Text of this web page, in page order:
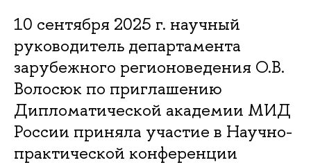
10 сентября 2025 г. научный
руководитель департамента
зарубежного регионоведения О.В.
Волосюк по приглашению
Дипломатической академии МИД
России приняла участие в Научно-
практической конференции